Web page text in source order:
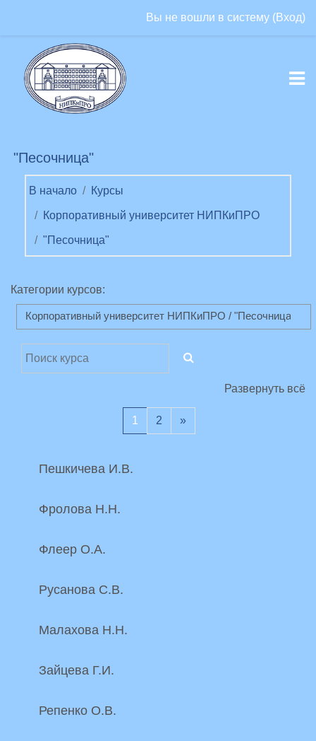
Вы не вошли в систему (Вход)
"Песочница"
В начало Курсы
Корпоративный университет НИПКиПРО
"Песочница"
Категории курсов:
Поиск курса
Развернуть всё
1 (текущая)
2 »Следующая страница
Пешкичева И.В.
Фролова Н.Н.
Флеер О.А.
Русанова С.В.
Малахова Н.Н.
Зайцева Г.И.
Репенко О.В.